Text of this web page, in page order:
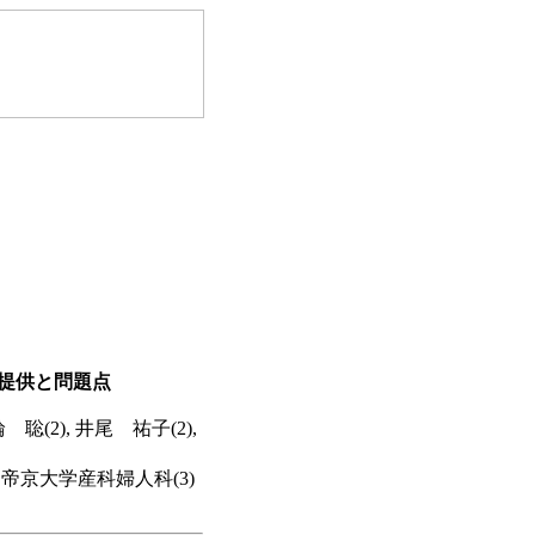
供と問題点
聡(2), 井尾 祐子(2),
京大学産科婦人科(3)